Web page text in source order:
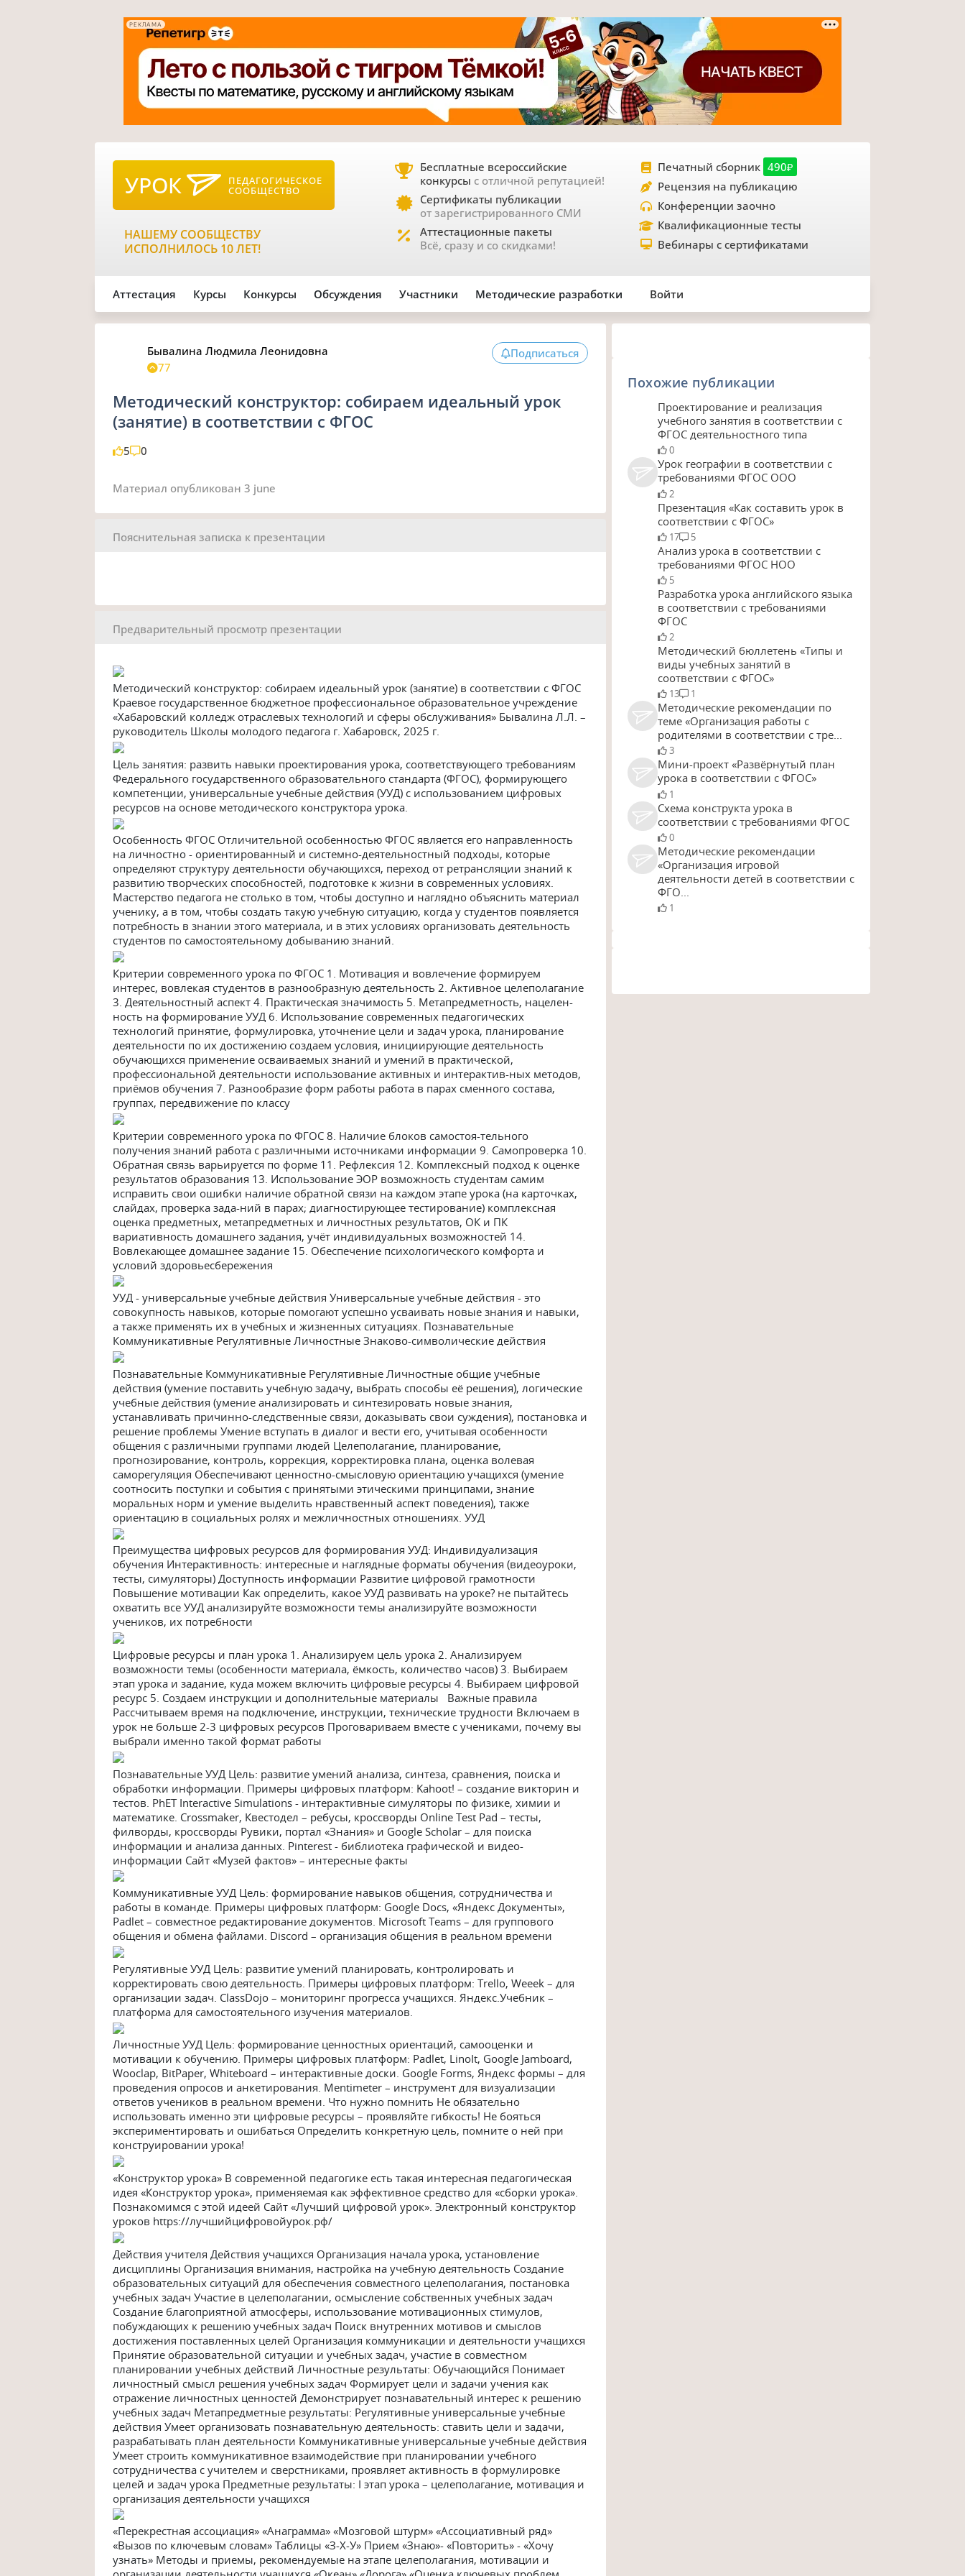
РЕКЛАМА
УРОК ПЕДАГОГИЧЕСКОЕ
СООБЩЕСТВО
НАШЕМУ СООБЩЕСТВУ
ИСПОЛНИЛОСЬ 10 ЛЕТ!
Бесплатные всероссийские
конкурсы с отличной репутацией!
Сертификаты публикации
от зарегистрированного СМИ
Аттестационные пакеты
Всё, сразу и со скидками!
Печатный сборник 490₽
Рецензия на публикацию
Конференции заочно
Квалификационные тесты
Вебинары с сертификатами
Аттестация Курсы Конкурсы Обсуждения Участники Методические разработки Войти
Бывалина Людмила Леонидовна
77
Подписаться
Методический конструктор: собираем идеальный урок
(занятие) в соответствии с ФГОС
5 0
Материал опубликован 3 june
Пояснительная записка к презентации
Предварительный просмотр презентации
Методический конструктор: собираем идеальный урок (занятие) в соответствии с ФГОС
Краевое государственное бюджетное профессиональное образовательное учреждение
«Хабаровский колледж отраслевых технологий и сферы обслуживания» Бывалина Л.Л. –
руководитель Школы молодого педагога г. Хабаровск, 2025 г.
Цель занятия: развить навыки проектирования урока, соответствующего требованиям
Федерального государственного образовательного стандарта (ФГОС), формирующего
компетенции, универсальные учебные действия (УУД) с использованием цифровых
ресурсов на основе методического конструктора урока.
Особенность ФГОС Отличительной особенностью ФГОС является его направленность
на личностно - ориентированный и системно-деятельностный подходы, которые
определяют структуру деятельности обучающихся, переход от ретрансляции знаний к
развитию творческих способностей, подготовке к жизни в современных условиях.
Мастерство педагога не столько в том, чтобы доступно и наглядно объяснить материал
ученику, а в том, чтобы создать такую учебную ситуацию, когда у студентов появляется
потребность в знании этого материала, и в этих условиях организовать деятельность
студентов по самостоятельному добыванию знаний.
Критерии современного урока по ФГОС 1. Мотивация и вовлечение формируем
интерес, вовлекая студентов в разнообразную деятельность 2. Активное целеполагание
3. Деятельностный аспект 4. Практическая значимость 5. Метапредметность, нацелен-
ность на формирование УУД 6. Использование современных педагогических
технологий принятие, формулировка, уточнение цели и задач урока, планирование
деятельности по их достижению создаем условия, инициирующие деятельность
обучающихся применение осваиваемых знаний и умений в практической,
профессиональной деятельности использование активных и интерактив-ных методов,
приёмов обучения 7. Разнообразие форм работы работа в парах сменного состава,
группах, передвижение по классу
Критерии современного урока по ФГОС 8. Наличие блоков самостоя-тельного
получения знаний работа с различными источниками информации 9. Самопроверка 10.
Обратная связь варьируется по форме 11. Рефлексия 12. Комплексный подход к оценке
результатов образования 13. Использование ЭОР возможность студентам самим
исправить свои ошибки наличие обратной связи на каждом этапе урока (на карточках,
слайдах, проверка зада-ний в парах; диагностирующее тестирование) комплексная
оценка предметных, метапредметных и личностных результатов, ОК и ПК
вариативность домашнего задания, учёт индивидуальных возможностей 14.
Вовлекающее домашнее задание 15. Обеспечение психологического комфорта и
условий здоровьесбережения
УУД - универсальные учебные действия Универсальные учебные действия - это
совокупность навыков, которые помогают успешно усваивать новые знания и навыки,
а также применять их в учебных и жизненных ситуациях. Познавательные
Коммуникативные Регулятивные Личностные Знаково-символические действия
Познавательные Коммуникативные Регулятивные Личностные общие учебные
действия (умение поставить учебную задачу, выбрать способы её решения), логические
учебные действия (умение анализировать и синтезировать новые знания,
устанавливать причинно-следственные связи, доказывать свои суждения), постановка и
решение проблемы Умение вступать в диалог и вести его, учитывая особенности
общения с различными группами людей Целеполагание, планирование,
прогнозирование, контроль, коррекция, корректировка плана, оценка волевая
саморегуляция Обеспечивают ценностно-смысловую ориентацию учащихся (умение
соотносить поступки и события с принятыми этическими принципами, знание
моральных норм и умение выделить нравственный аспект поведения), также
ориентацию в социальных ролях и межличностных отношениях. УУД
Преимущества цифровых ресурсов для формирования УУД: Индивидуализация
обучения Интерактивность: интересные и наглядные форматы обучения (видеоуроки,
тесты, симуляторы) Доступность информации Развитие цифровой грамотности
Повышение мотивации Как определить, какое УУД развивать на уроке? не пытайтесь
охватить все УУД анализируйте возможности темы анализируйте возможности
учеников, их потребности
Цифровые ресурсы и план урока 1. Анализируем цель урока 2. Анализируем
возможности темы (особенности материала, ёмкость, количество часов) 3. Выбираем
этап урока и задание, куда можем включить цифровые ресурсы 4. Выбираем цифровой
ресурс 5. Создаем инструкции и дополнительные материалы Важные правила
Рассчитываем время на подключение, инструкции, технические трудности Включаем в
урок не больше 2-3 цифровых ресурсов Проговариваем вместе с учениками, почему вы
выбрали именно такой формат работы
Познавательные УУД Цель: развитие умений анализа, синтеза, сравнения, поиска и
обработки информации. Примеры цифровых платформ: Kahoot! – создание викторин и
тестов. PhET Interactive Simulations - интерактивные симуляторы по физике, химии и
математике. Crossmaker, Квестодел – ребусы, кроссворды Online Test Pad – тесты,
филворды, кроссворды Рувики, портал «Знания» и Google Scholar – для поиска
информации и анализа данных. Pinterest - библиотека графической и видео-
информации Сайт «Музей фактов» – интересные факты
Коммуникативные УУД Цель: формирование навыков общения, сотрудничества и
работы в команде. Примеры цифровых платформ: Google Docs, «Яндекс Документы»,
Padlet – совместное редактирование документов. Microsoft Teams – для группового
общения и обмена файлами. Discord – организация общения в реальном времени
Регулятивные УУД Цель: развитие умений планировать, контролировать и
корректировать свою деятельность. Примеры цифровых платформ: Trello, Weeek – для
организации задач. ClassDojo – мониторинг прогресса учащихся. Яндекс.Учебник –
платформа для самостоятельного изучения материалов.
Личностные УУД Цель: формирование ценностных ориентаций, самооценки и
мотивации к обучению. Примеры цифровых платформ: Padlet, LinoIt, Google Jamboard,
Wooсlap, BitPaper, Whiteboard – интерактивные доски. Google Forms, Яндекс формы – для
проведения опросов и анкетирования. Mentimeter – инструмент для визуализации
ответов учеников в реальном времени. Что нужно помнить Не обязательно
использовать именно эти цифровые ресурсы – проявляйте гибкость! Не бояться
экспериментировать и ошибаться Определить конкретную цель, помните о ней при
конструировании урока!
«Конструктор урока» В современной педагогике есть такая интересная педагогическая
идея «Конструктор урока», применяемая как эффективное средство для «сборки урока».
Познакомимся с этой идеей Сайт «Лучший цифровой урок». Электронный конструктор
уроков https://лучшийцифровойурок.рф/
Действия учителя Действия учащихся Организация начала урока, установление
дисциплины Организация внимания, настройка на учебную деятельность Создание
образовательных ситуаций для обеспечения совместного целеполагания, постановка
учебных задач Участие в целеполагании, осмысление собственных учебных задач
Создание благоприятной атмосферы, использование мотивационных стимулов,
побуждающих к решению учебных задач Поиск внутренних мотивов и смыслов
достижения поставленных целей Организация коммуникации и деятельности учащихся
Принятие образовательной ситуации и учебных задач, участие в совместном
планировании учебных действий Личностные результаты: Обучающийся Понимает
личностный смысл решения учебных задач Формирует цели и задачи учения как
отражение личностных ценностей Демонстрирует познавательный интерес к решению
учебных задач Метапредметные результаты: Регулятивные универсальные учебные
действия Умеет организовать познавательную деятельность: ставить цели и задачи,
разрабатывать план деятельности Коммуникативные универсальные учебные действия
Умеет строить коммуникативное взаимодействие при планировании учебного
сотрудничества с учителем и сверстниками, проявляет активность в формулировке
целей и задач урока Предметные результаты: Ι этап урока – целеполагание, мотивация и
организация деятельности учащихся
«Перекрестная ассоциация» «Анаграмма» «Мозговой штурм» «Ассоциативный ряд»
«Вызов по ключевым словам» Таблицы «З-Х-У» Прием «Знаю»- «Повторить» - «Хочу
узнать» Методы и приемы, рекомендуемые на этапе целеполагания, мотивации и
Похожие публикации
Проектирование и реализация
учебного занятия в соответствии с
ФГОС деятельностного типа
0
Урок географии в соответствии с
требованиями ФГОС ООО
2
Презентация «Как составить урок в
соответствии с ФГОС»
17 5
Анализ урока в соответствии с
требованиями ФГОС НОО
5
Разработка урока английского языка
в соответствии с требованиями
ФГОС
2
Методический бюллетень «Типы и
виды учебных занятий в
соответствии с ФГОС»
13 1
Методические рекомендации по
теме «Организация работы с
родителями в соответствии с тре...
3
Мини-проект «Развёрнутый план
урока в соответствии с ФГОС»
1
Схема конструкта урока в
соответствии с требованиями ФГОС
0
Методические рекомендации
«Организация игровой
деятельности детей в соответствии с
ФГО...
1